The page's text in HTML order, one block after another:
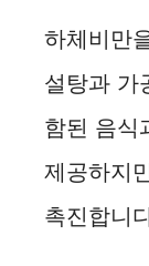
하체비만
설탕과 가
함된 음식
제공하지
촉진합니